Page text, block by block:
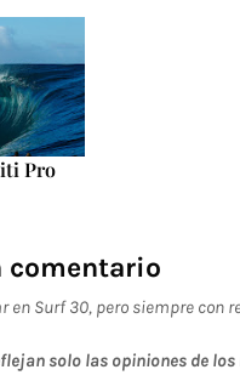
Pro
comentario
Surf 30, pero siempre con
solo las opiniones de los